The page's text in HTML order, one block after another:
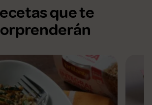
que te